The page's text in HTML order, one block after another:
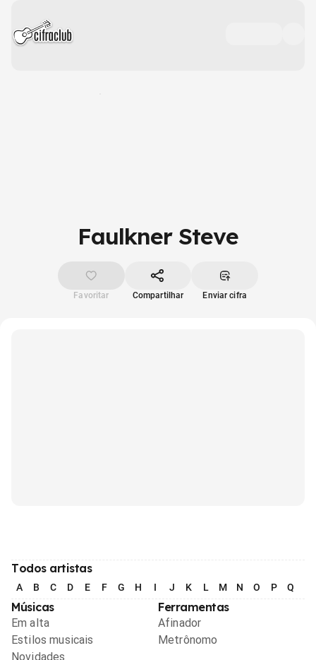
Faulkner Steve
Favoritar Compartilhar Enviar cifra
Todos artistas
A B C D E F G H I J K L M N O P Q
Músicas
Em alta
Estilos musicais
Novidades
Ferramentas
Afinador
Metrônomo